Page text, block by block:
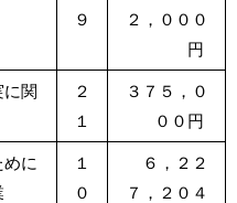
９
２，０００
円
関
２
１
３７５，０
００円
に
１
０
６，２２
７，２０４